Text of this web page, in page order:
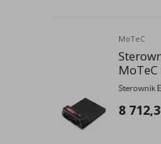
MoTeC
Sterownik
8